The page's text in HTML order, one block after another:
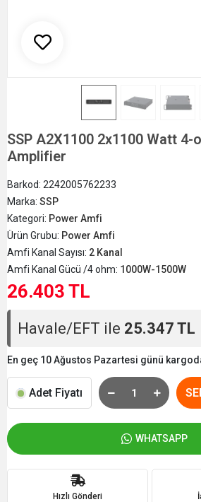
SSP A2X1100 2x1100 Watt 4-
Amplifier
Barkod: 2242005762233
Marka: SSP
Kategori: Power Amfi
Ürün Grubu: Power Amfi
Amfi Kanal Sayısı: 2 Kanal
Amfi Kanal Gücü /4 ohm: 1000W-1500W
26.403 TL
Havale/EFT ile 25.347 TL
En geç 10 Ağustos Pazartesi günü
Adet Fiyatı
WHATSAPP
Hızlı Gönderi